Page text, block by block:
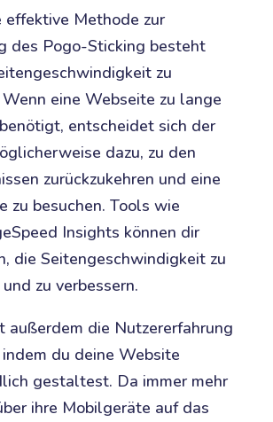
effektive Methode zur
des Pogo-Sticking besteht
zu
eine Webseite zu lange
entscheidet sich der
dazu, zu den
zurückzukehren und eine
zu besuchen. Tools wie
Insights können dir
die Seitengeschwindigkeit zu
zu verbessern.
außerdem die Nutzererfahrung
du deine Website
gestaltest. Da immer mehr
ihre Mobilgeräte auf das